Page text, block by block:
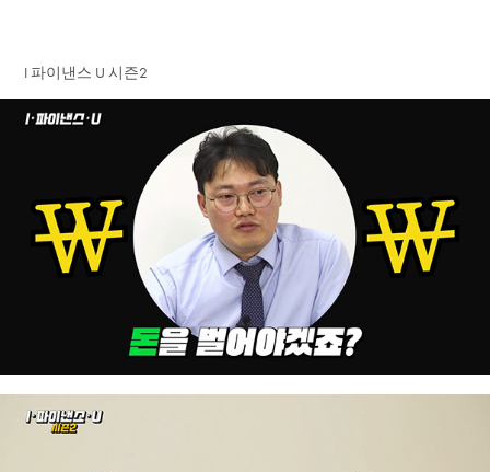
I 파이낸스 U 시즌2